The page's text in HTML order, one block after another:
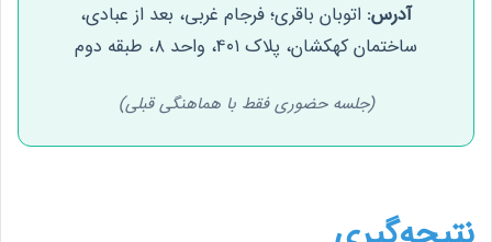
آدرس: اتوبان باقری؛ فرجام غربی، بعد از عبادی،
ساختمان کهکشان، پلاک ۴۰۱، واحد ۸، طبقه دوم
(جلسه حضوری فقط با هماهنگی قبلی)